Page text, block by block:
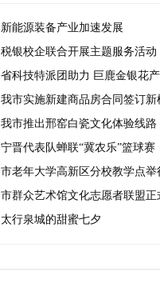
新能源装备产业加速发展
税银校企联合开展主题服务活动
省科技特派团助力 巨鹿金银花
我市实施新建商品房合同签订新
我市推出邢窑白瓷文化体验线路
宁晋代表队蝉联“冀农乐”篮球赛
市老年大学高新区分校教学点举
市群众艺术馆文化志愿者联盟正
太行泉城的甜蜜七夕